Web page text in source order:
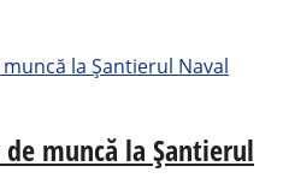
muncă la Șantierul